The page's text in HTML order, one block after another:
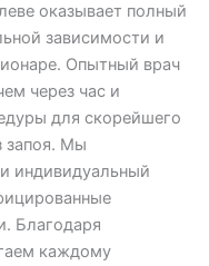
оказывает полный
зависимости и
Опытный врач
через час и
для скорейшего
запоя. Мы
индивидуальный
Благодаря
каждому